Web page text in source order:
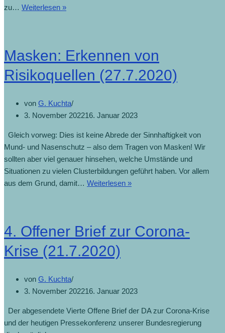
zu… Weiterlesen »
Masken: Erkennen von
Risikoquellen (27.7.2020)
von G. Kuchta
3. November 202216. Januar 2023
Gleich vorweg: Dies ist keine Abrede der Sinnhaftigkeit von
Mund- und Nasenschutz – also dem Tragen von Masken! Wir
sollten aber viel genauer hinsehen, welche Umstände und
Situationen zu vielen Clusterbildungen geführt haben. Vor allem
aus dem Grund, damit… Weiterlesen »
4. Offener Brief zur Corona-
Krise (21.7.2020)
von G. Kuchta
3. November 202216. Januar 2023
Der abgesendete Vierte Offene Brief der DA zur Corona-Krise
und der heutigen Pressekonferenz unserer Bundesregierung